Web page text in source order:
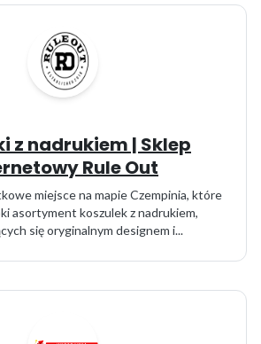
z nadrukiem | Sklep
Rule Out
miejsce na mapie Czempinia, które
asortyment koszulek z nadrukiem,
się oryginalnym designem i...